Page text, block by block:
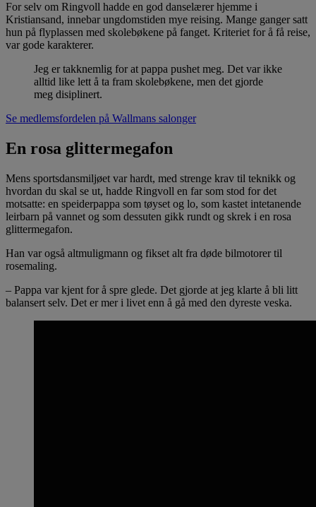
For selv om Ringvoll hadde en god danselærer hjemme i
Kristiansand, innebar ungdomstiden mye reising. Mange ganger satt
hun på flyplassen med skolebøkene på fanget. Kriteriet for å få reise,
var gode karakterer.
Jeg er takknemlig for at pappa pushet meg. Det var ikke
alltid like lett å ta fram skolebøkene, men det gjorde
meg disiplinert.
Se medlemsfordelen på Wallmans salonger
En rosa glittermegafon
Mens sportsdansmiljøet var hardt, med strenge krav til teknikk og
hvordan du skal se ut, hadde Ringvoll en far som stod for det
motsatte: en speiderpappa som tøyset og lo, som kastet intetanende
leirbarn på vannet og som dessuten gikk rundt og skrek i en rosa
glittermegafon.
Han var også altmuligmann og fikset alt fra døde bilmotorer til
rosemaling.
– Pappa var kjent for å spre glede. Det gjorde at jeg klarte å bli litt
balansert selv. Det er mer i livet enn å gå med den dyreste veska.